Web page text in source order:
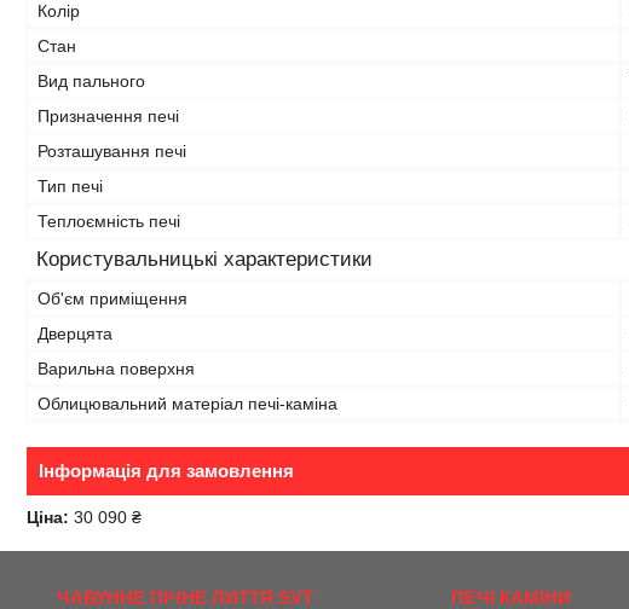
Колір
Стан
Вид пального
Призначення печі
Розташування печі
Тип печі
Теплоємність печі
Користувальницькі характеристики
Об'єм приміщення
Дверцята
Варильна поверхня
Облицювальний матеріал печі-каміна
Інформація для замовлення
Ціна: 30 090 ₴
ЧАВУННЕ ПІЧНЕ ЛИТТЯ SVT ПЕЧІ КАМІНИ